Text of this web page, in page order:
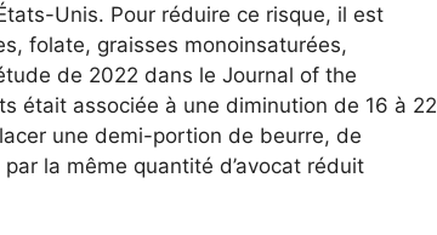
Unis. Pour réduire ce risque, il est
folate, graisses monoinsaturées,
de 2022 dans le Journal of the
était associée à une diminution de 16 à 22
une demi-portion de beurre, de
la même quantité d’avocat réduit